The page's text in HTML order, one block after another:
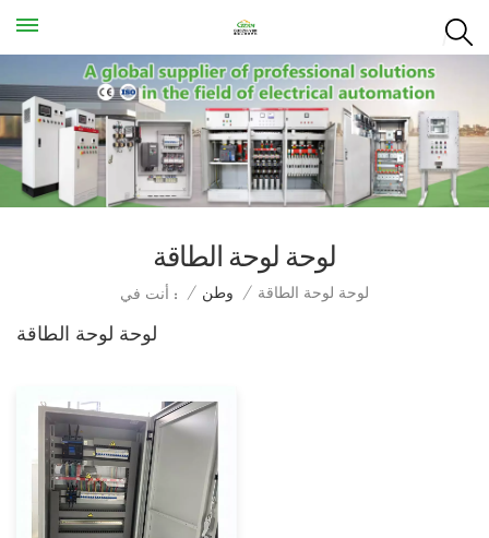
لوحة لوحة الطاقة
أنت في : / وطن / لوحة لوحة الطاقة
لوحة لوحة الطاقة